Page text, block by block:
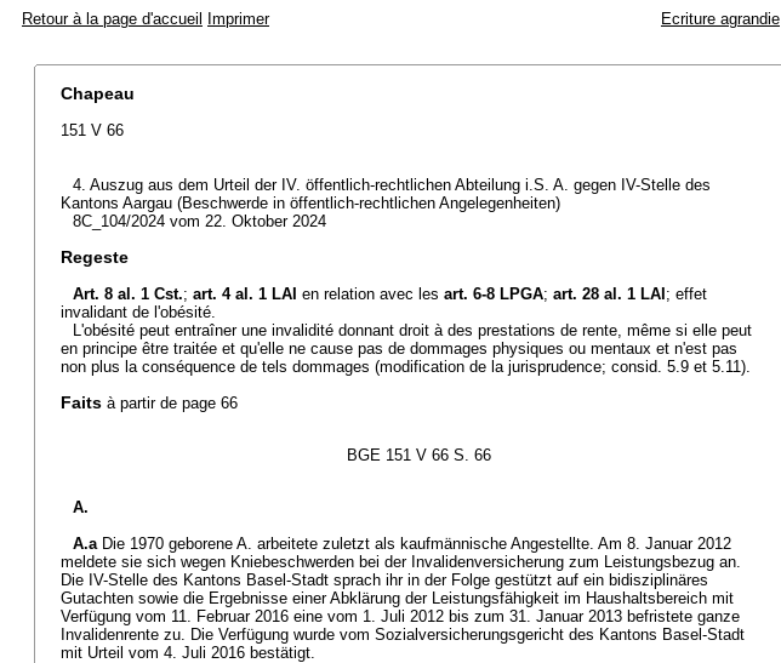
Retour à la page d'accueil Imprimer Ecriture agrandie
Chapeau
151 V 66
4. Auszug aus dem Urteil der IV. öffentlich-rechtlichen Abteilung i.S. A. gegen IV-Stelle des
Kantons Aargau (Beschwerde in öffentlich-rechtlichen Angelegenheiten)
8C_104/2024 vom 22. Oktober 2024
Regeste
Art. 8 al. 1 Cst.; art. 4 al. 1 LAI en relation avec les art. 6-8 LPGA; art. 28 al. 1 LAI ; effet
invalidant de l'obésité.
L'obésité peut entraîner une invalidité donnant droit à des prestations de rente, même si elle peut
en principe être traitée et qu'elle ne cause pas de dommages physiques ou mentaux et n'est pas
non plus la conséquence de tels dommages (modification de la jurisprudence; consid. 5.9 et 5.11).
Faits à partir de page 66
BGE 151 V 66 S. 66
A.
A.a Die 1970 geborene A. arbeitete zuletzt als kaufmännische Angestellte. Am 8. Januar 2012
meldete sie sich wegen Kniebeschwerden bei der Invalidenversicherung zum Leistungsbezug an.
Die IV-Stelle des Kantons Basel-Stadt sprach ihr in der Folge gestützt auf ein bidisziplinäres
Gutachten sowie die Ergebnisse einer Abklärung der Leistungsfähigkeit im Haushaltsbereich mit
Verfügung vom 11. Februar 2016 eine vom 1. Juli 2012 bis zum 31. Januar 2013 befristete ganze
Invalidenrente zu. Die Verfügung wurde vom Sozialversicherungsgericht des Kantons Basel-Stadt
mit Urteil vom 4. Juli 2016 bestätigt.